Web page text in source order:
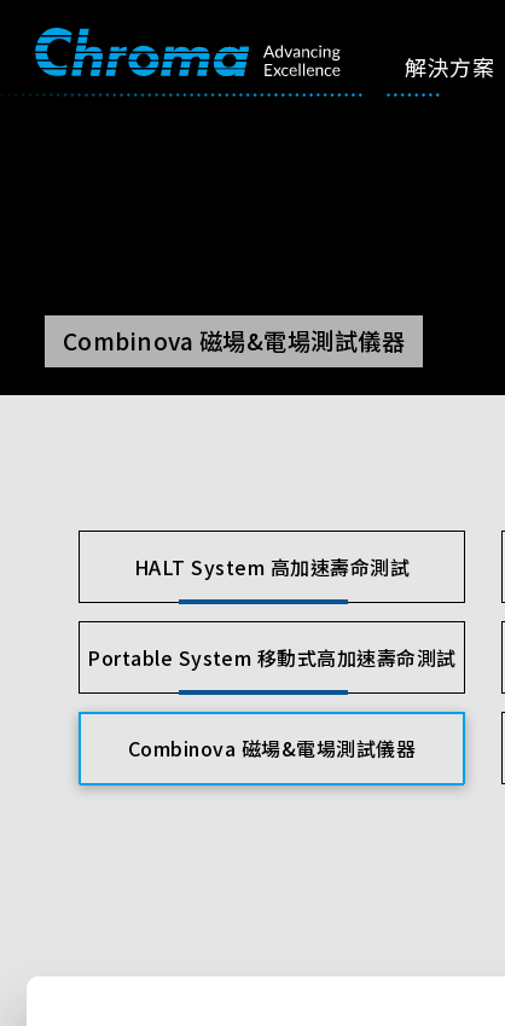
解決方案
Combinova 磁場&電場測試儀器
HALT System 高加速壽命測試
Portable System 移動式高加速壽命測試
Combinova 磁場&電場測試儀器